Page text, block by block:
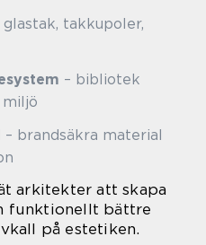
glastak, takkupoler,
– bibliotek
– brandsäkra material
arkitekter att skapa
funktionellt bättre
på estetiken.